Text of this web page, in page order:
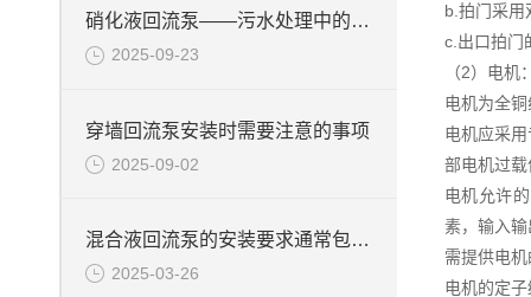
硝化液回流泵——污水处理中的关键角色
2025-09-23
穿墙回流泵安装时需要注意的事项
2025-09-02
混合液回流泵的安装要求通常包括以下几个方面
2025-03-26
b.拍门采用
c.出口拍门
（2）电机
电机为全
电机应采
部电机过
电机允许
素，输入
需提供电
电机的定